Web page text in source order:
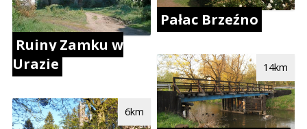
Ruiny Zamku w
Urazie
6km
Pałac Brzeźno
14km